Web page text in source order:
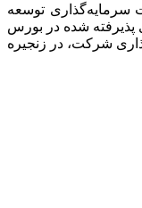
شرکت سرمایه‌گذاری توسعه
شده در بورس
شرکت، در زنجیره